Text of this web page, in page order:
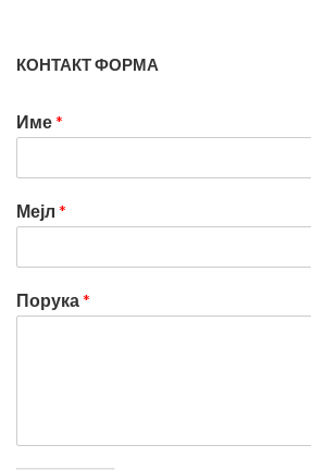
КОНТАКТ ФОРМА
Име*
Мејл *
Порука*